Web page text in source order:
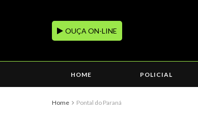
OUÇA ON-LINE
HOME POLICIAL
Home Pontal do Paraná